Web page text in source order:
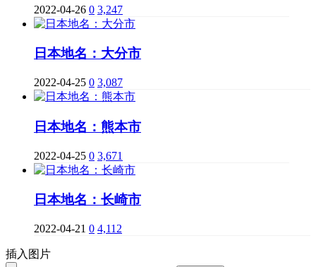
2022-04-26 0 3,247
日本地名：大分市
2022-04-25 0 3,087
日本地名：熊本市
2022-04-25 0 3,671
日本地名：长崎市
2022-04-21 0 4,112
插入图片